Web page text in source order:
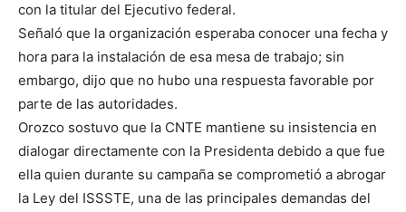
con la titular del Ejecutivo federal.
Señaló que la organización esperaba conocer una fecha y
hora para la instalación de esa mesa de trabajo; sin
embargo, dijo que no hubo una respuesta favorable por
parte de las autoridades.
Orozco sostuvo que la CNTE mantiene su insistencia en
dialogar directamente con la Presidenta debido a que fue
ella quien durante su campaña se comprometió a abrogar
la Ley del ISSSTE, una de las principales demandas del